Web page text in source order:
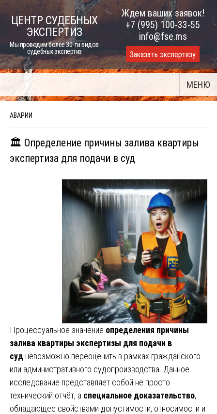
Skip
ЦЕНТР СУДЕБНЫХ
ЭКСПЕРТИЗ
Мы проводим более 30-ти видов
судебных экспертиз
Ждем ваших заявок!
+7 (995) 100-33-55
info@fse.ms
Заказать экспертизу
МЕНЮ
АВАРИИ
🏛️ Определение причины залива квартиры
экспертиза для подачи в суд
Процессуальное значение определения причины
залива квартиры экспертизы для подачи в
суд невозможно переоценить в рамках гражданского
или административного судопроизводства. Данное
исследование представляет собой не просто
технический отчёт, а специальное доказательство,
обладающее свойствами допустимости, относимости и